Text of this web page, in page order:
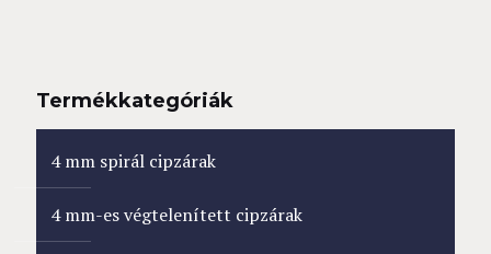
Termékkategóriák
4 mm spirál cipzárak
4 mm-es végtelenített cipzárak